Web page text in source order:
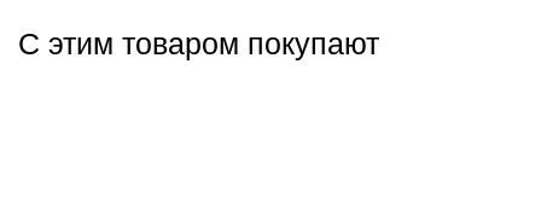
С этим товаром покупают